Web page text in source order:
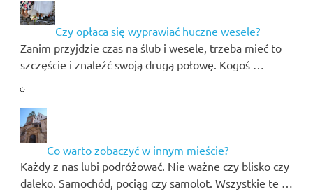
Czy opłaca się wyprawiać huczne wesele?
Zanim przyjdzie czas na ślub i wesele, trzeba mieć to
szczęście i znaleźć swoją drugą połowę. Kogoś …
Co warto zobaczyć w innym mieście?
Każdy z nas lubi podróżować. Nie ważne czy blisko czy
daleko. Samochód, pociąg czy samolot. Wszystkie te …